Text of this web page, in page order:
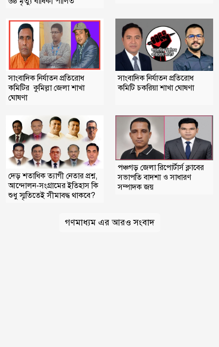
সাংবাদিক নির্যাতন প্রতিরোধ
কমিটির কুমিল্লা জেলা শাখা
ঘোষণা
সাংবাদিক নির্যাতন প্রতিরোধ
কমিটি চকরিয়া শাখা ঘোষণা
দেড় শতাধিক ত্যাগী নেতার প্রশ্ন,
আন্দোলন-সংগ্রামের ইতিহাস কি
শুধু স্মৃতিতেই সীমাবদ্ধ থাকবে?
পঞ্চগড় জেলা রিপোর্টার্স ক্লাবের
সভাপতি বাদশা ও সাধারণ
সম্পাদক জয়
গণমাধ্যম এর আরও সংবাদ